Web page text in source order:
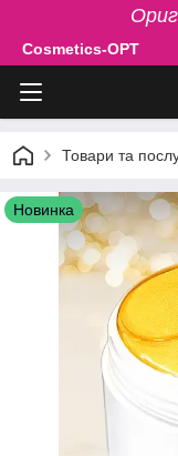
Cosmetics-OPT
Товари та
Новинка